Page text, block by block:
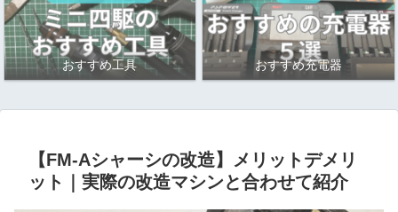
おすすめ工具 おすすめ充電器
【FM-Aシャーシの改造】メリットデメリ
ット｜実際の改造マシンと合わせて紹介